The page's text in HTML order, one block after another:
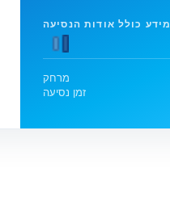
מידע כולל אודות הנסיעה
מרחק
זמן נסיעה